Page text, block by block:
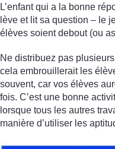
L’enfant qui a la bonne
lève et lit sa question – le
élèves soient debout (ou
Ne distribuez pas
cela embrouillerait les
souvent, car vos élèves
fois. C’est une bonne
lorsque tous les autres
manière d’utiliser les